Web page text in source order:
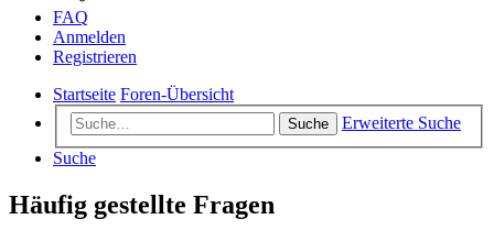
FAQ
Anmelden
Registrieren
Startseite Foren-Übersicht
Suche
Erweiterte Suche
Suche
Häufig gestellte Fragen